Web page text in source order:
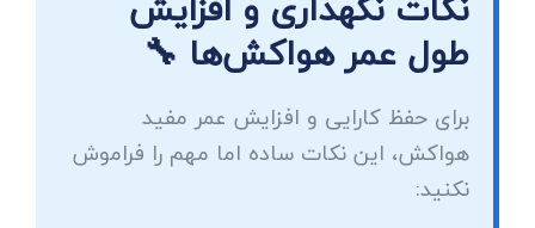
طول عمر هواکش‌ها 🔧
برای حفظ کارایی و افزایش عمر مفید
هواکش، این نکات ساده اما مهم را فراموش
نکنید: